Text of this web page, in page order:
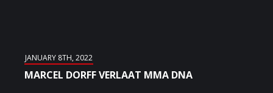
JANUARY 8TH, 2022
MARCEL DORFF VERLAAT MMA DNA